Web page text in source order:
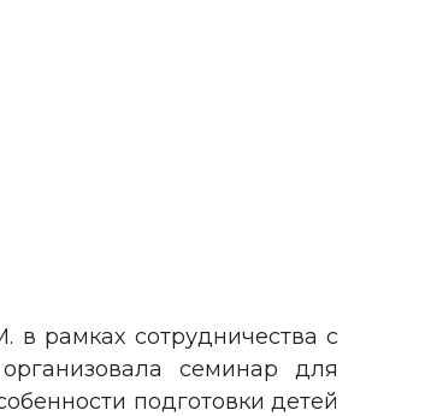
в рамках сотрудничества с
семинар для
подготовки детей